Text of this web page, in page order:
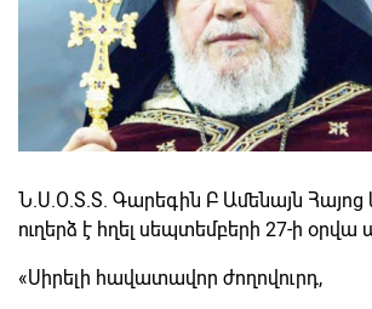
Ն.Ս.Օ.Տ.Տ. Գարեգին Բ Ամենայն Հայոց
ուղերձ է հղել սեպտեմբերի 27-ի օրվա
«Սիրելի հավատավոր ժողովուրդ,